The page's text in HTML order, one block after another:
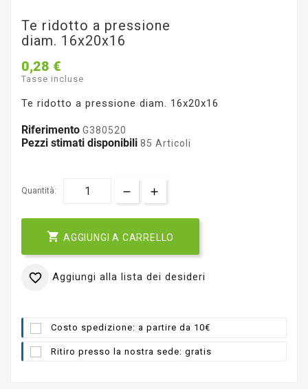
Te ridotto a pressione
diam. 16x20x16
0,28 €
Tasse incluse
Te ridotto a pressione diam. 16x20x16
Riferimento G380520
Pezzi stimati disponibili 85 Articoli
Quantità:
 AGGIUNGI A CARRELLO
 Aggiungi alla lista dei desideri
Costo spedizione: a partire da 10€
Ritiro presso la nostra sede: gratis